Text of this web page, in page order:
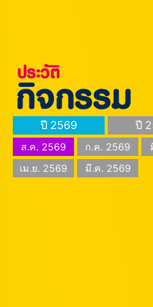
ปี 2569 ปี
ส.ค. 2569 ก.ค. 2569
เม.ย. 2569
มี.ค. 2569